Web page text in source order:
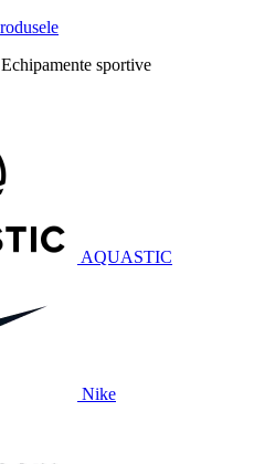
Echipamente sportive
AQUASTIC
Nike